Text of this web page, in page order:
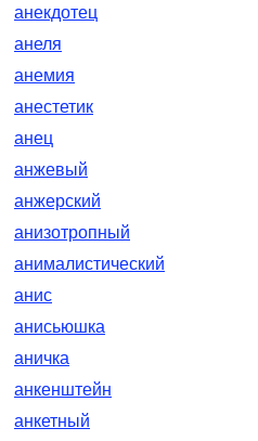
анекдотец
анеля
анемия
анестетик
анец
анжевый
анжерский
анизотропный
анималистический
анис
анисьюшка
аничка
анкенштейн
анкетный